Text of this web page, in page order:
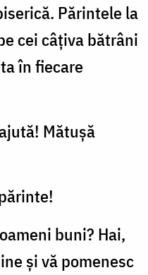
Părintele la
cei câțiva bătrâni
în fiecare
Mătușă
buni? Hai,
și vă pomenesc